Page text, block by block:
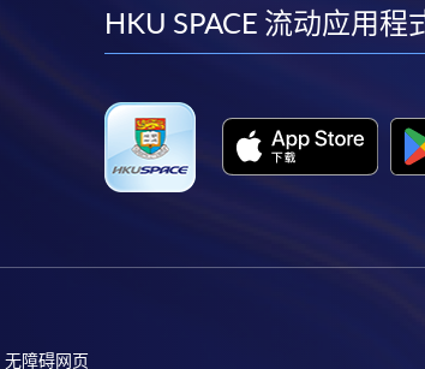
facebook
HKU SPACE 流动应用程
无障碍网页